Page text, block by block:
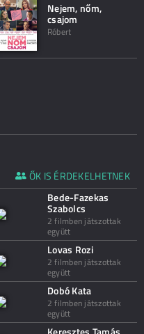
Nejem, nőm,
csajom
Róbert
ŐK IS ÉRDEKELHETNEK
Bede-Fazekas
Szabolcs
2 filmben játszottak
együtt
Lovas Rozi
2 filmben játszottak
együtt
Dobó Kata
2 filmben játszottak
együtt